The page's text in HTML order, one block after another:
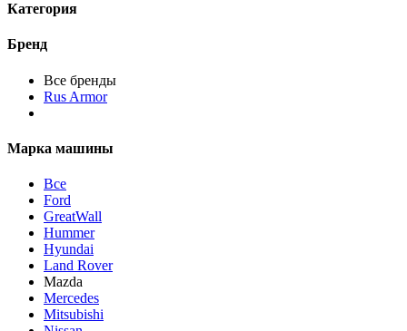
Категория
Бренд
Все бренды
Rus Armor
Марка машины
Все
Ford
GreatWall
Hummer
Hyundai
Land Rover
Mazda
Mercedes
Mitsubishi